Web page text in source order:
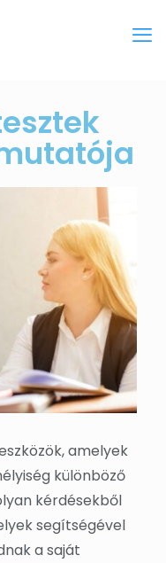
amelyek
különböző
kérdésekből
segítségével
a saját